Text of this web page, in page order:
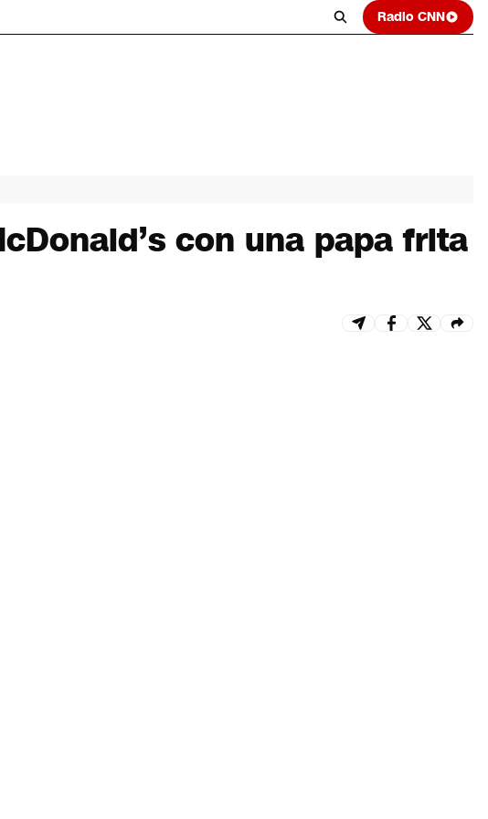
Radio CNN
con una papa frita